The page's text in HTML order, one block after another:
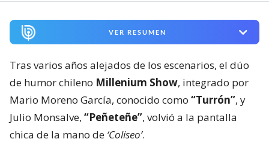
VER RESUMEN
Tras varios años alejados de los escenarios, el dúo
de humor chileno Millenium Show, integrado por
Mario Moreno García, conocido como “Turrón”, y
Julio Monsalve, “Peñeteñe”, volvió a la pantalla
chica de la mano de ‘Coliseo’.